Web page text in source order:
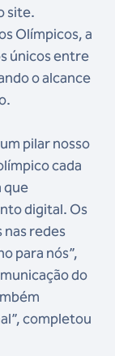
site.
Olímpicos, a
únicos entre
o alcance
pilar nosso
cada
que
digital. Os
redes
para nós”,
do
completou